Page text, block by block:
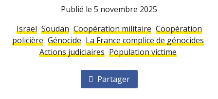
Publié le 5 novembre 2025
Israël Soudan Coopération militaire Coopération
policière Génocide La France complice de génocides
Actions judiciaires Population victime
Partager